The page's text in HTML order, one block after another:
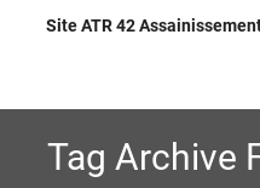
Site ATR 42
Tag Archive